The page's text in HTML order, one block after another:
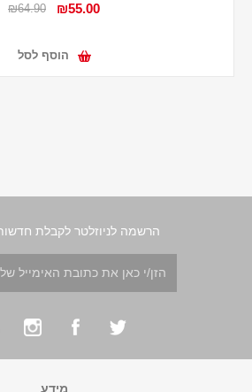
₪55.00
₪64.90
הוסף לסל
הרשמה לניוזלטר לקבלת
מידע